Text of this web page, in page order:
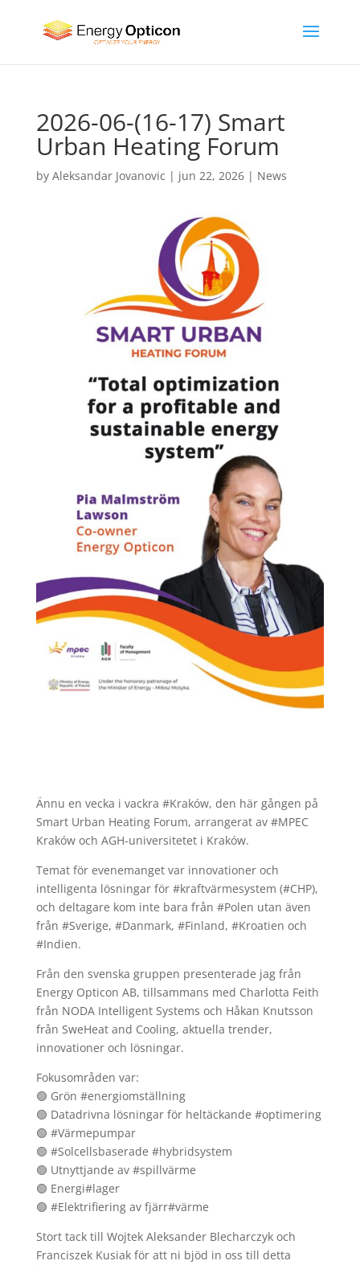
2026-06-(16-17) Smart
Urban Heating Forum
by Aleksandar Jovanovic | jun 22, 2026| News
Ännu en vecka i vackra #Kraków, den här gången på
Smart Urban Heating Forum, arrangerat av #MPEC
Kraków och AGH-universitetet i Kraków.
Temat för evenemanget var innovationer och
intelligenta lösningar för #kraftvärmesystem (#CHP),
och deltagare kom inte bara från #Polen utan även
från #Sverige, #Danmark, #Finland, #Kroatien och
#Indien.
Från den svenska gruppen presenterade jag från
Energy Opticon AB, tillsammans med Charlotta Feith
från NODA Intelligent Systems och Håkan Knutsson
från SweHeat and Cooling, aktuella trender,
innovationer och lösningar.
Fokusområden var:
🟢 Grön #energiomställning
🟢 Datadrivna lösningar för heltäckande #optimering
🟢 #Värmepumpar
🟢 #Solcellsbaserade #hybridsystem
🟢 Utnyttjande av #spillvärme
🟢 Energi#lager
🟢 #Elektrifiering av fjärr#värme
Stort tack till Wojtek Aleksander Blecharczyk och
Franciszek Kusiak för att ni bjöd in oss till detta